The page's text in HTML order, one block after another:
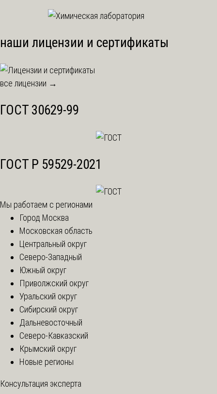
наши лицензии и сертификаты
все лицензии →
ГОСТ 30629-99
ГОСТ Р 59529-2021
Мы работаем с регионами
Город Москва
Московская область
Центральный округ
Северо-Западный
Южный округ
Приволжский округ
Уральский округ
Сибирский округ
Дальневосточный
Северо-Кавказский
Крымский округ
Новые регионы
Консультация эксперта